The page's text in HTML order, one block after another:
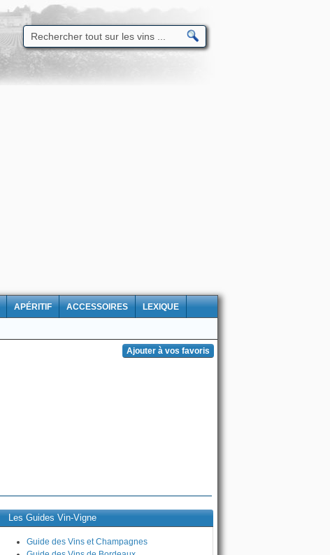
APÉRITIF ACCESSOIRES LEXIQUE
Les Guides Vin-Vigne
Guide des Vins et Champagnes